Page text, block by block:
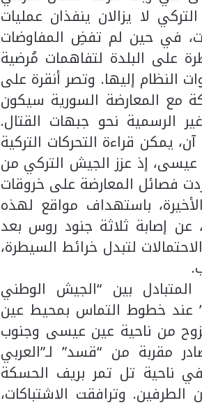
لا يزالان ينفذان عمليات
في حين لم تفضِ المفاوضات
على البلدة لتفاهمات مُرضية
النظام إليها. وتصر أنقرة على
مع المعارضة السورية سيكون
الرسمية نحو جبهات القتال.
يمكن قراءة التحركات التركية
إذ عزز الجيش التركي من
فصائل المعارضة على خروقات
باستهداف مواقع لهذه
إصابة ثلاثة جنود روس بعد
لتبدل خرائط السيطرة،
بين “الجيش الوطني
عند خطوط التماس بمحيط عين
من ناحية عين عيسى وجنوب
مقربة من “قسد” لـ”العربي
ناحية تل تمر بريف الحسكة
وترافقت الاشتباكات،